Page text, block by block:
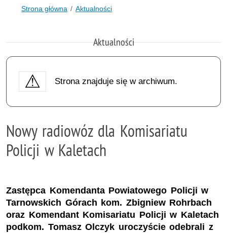
Strona główna Aktualności
Aktualności
Strona znajduje się w archiwum.
Nowy radiowóz dla Komisariatu
Policji w Kaletach
Zastępca Komendanta Powiatowego Policji w
Tarnowskich Górach kom. Zbigniew Rohrbach
oraz Komendant Komisariatu Policji w Kaletach
podkom. Tomasz Olczyk uroczyście odebrali z